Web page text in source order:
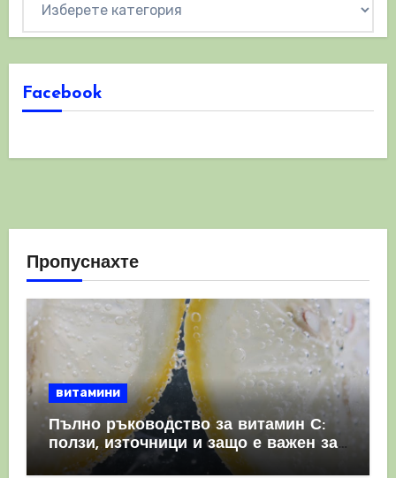
Facebook
Пропуснахте
витамини
Пълно ръководство за витамин С:
ползи, източници и защо е важен за
имунната система